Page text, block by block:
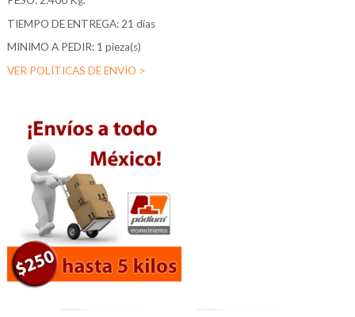
TIEMPO DE ENTREGA: 21 días
MINIMO A PEDIR: 1 pieza(s)
VER POLÍTICAS DE ENVÍO >